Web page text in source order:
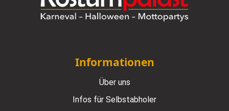
Informationen
Über uns
Infos für Selbstabholer